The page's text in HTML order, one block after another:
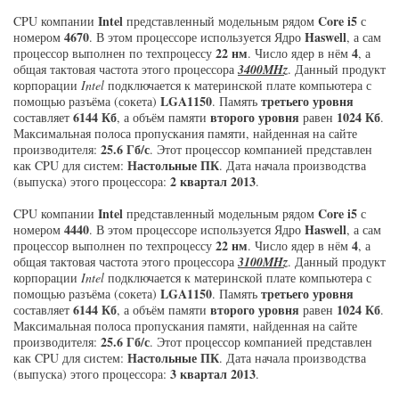
CPU компании Intel представленный модельным рядом Core i5 с
номером 4670. В этом процессоре используется Ядро Haswell, а сам
процессор выполнен по техпроцессу 22 нм. Число ядер в нём 4, а
общая тактовая частота этого процессора 3400MHz. Данный продукт
корпорации Intel подключается к материнской плате компьютера с
помощью разъёма (сокета) LGA1150. Память третьего уровня
составляет 6144 Кб, а объём памяти второго уровня равен 1024 Кб.
Максимальная полоса пропускания памяти, найденная на сайте
производителя: 25.6 Гб/с. Этот процессор компанией представлен
как CPU для систем: Настольные ПК. Дата начала производства
(выпуска) этого процессора: 2 квартал 2013.
CPU компании Intel представленный модельным рядом Core i5 с
номером 4440. В этом процессоре используется Ядро Haswell, а сам
процессор выполнен по техпроцессу 22 нм. Число ядер в нём 4, а
общая тактовая частота этого процессора 3100MHz. Данный продукт
корпорации Intel подключается к материнской плате компьютера с
помощью разъёма (сокета) LGA1150. Память третьего уровня
составляет 6144 Кб, а объём памяти второго уровня равен 1024 Кб.
Максимальная полоса пропускания памяти, найденная на сайте
производителя: 25.6 Гб/с. Этот процессор компанией представлен
как CPU для систем: Настольные ПК. Дата начала производства
(выпуска) этого процессора: 3 квартал 2013.